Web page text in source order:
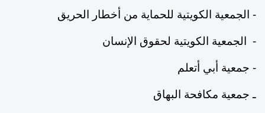
- الجمعية الكويتية للحماية من أخطار الحريق
- ‏الجمعية الكويتية لحقوق الإنسان
- جمعية أبي أتعلم
ـ جمعية مكافحة البهاق